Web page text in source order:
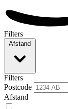
Filters
Afstand
Filters
Postcode
Afstand